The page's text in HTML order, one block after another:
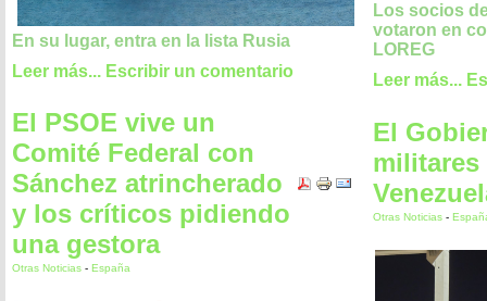
En su lugar, entra en la lista Rusia
Leer más... Escribir un comentario
El PSOE vive un
Comité Federal con
Sánchez atrincherado
y los críticos pidiendo
una gestora
Otras Noticias - España
Los socios
votaron en
LOREG
Leer más...
El
militares
Otras Noticias -